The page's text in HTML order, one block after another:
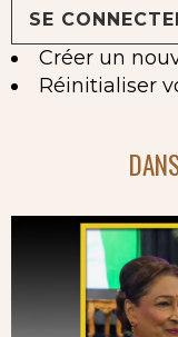
Créer un
Réinitialiser